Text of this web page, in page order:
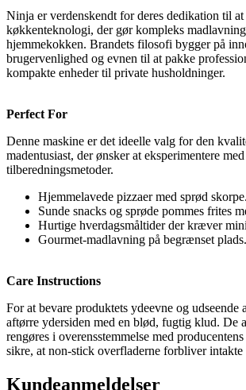
Ninja er verdenskendt for deres dedikation til
køkkenteknologi, der gør kompleks
hjemmekokken. Brandets filosofi bygger på
brugervenlighed og evnen til at pakke
kompakte enheder til private husholdninger.
Perfect For
Denne maskine er det ideelle valg for den
madentusiast, der ønsker at eksperimentere
tilberedningsmetoder.
Hjemmelavede pizzaer med sprød skorpe.
Sunde snacks og sprøde pommes frites
Hurtige hverdagsmåltider der kræver
Gourmet-madlavning på begrænset plads.
Care Instructions
For at bevare produktets ydeevne og udseende
aftørre ydersiden med en blød, fugtig klud. De
rengøres i overensstemmelse med
sikre, at non-stick overfladerne forbliver intakte
Kundeanmeldelser